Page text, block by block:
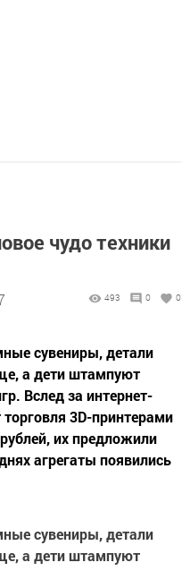
чудо техники
493 0 0
сувениры, детали
а дети штампуют
Вслед за интернет-
3D-принтерами
их предложили
агрегаты появились
сувениры, детали
а дети штампуют